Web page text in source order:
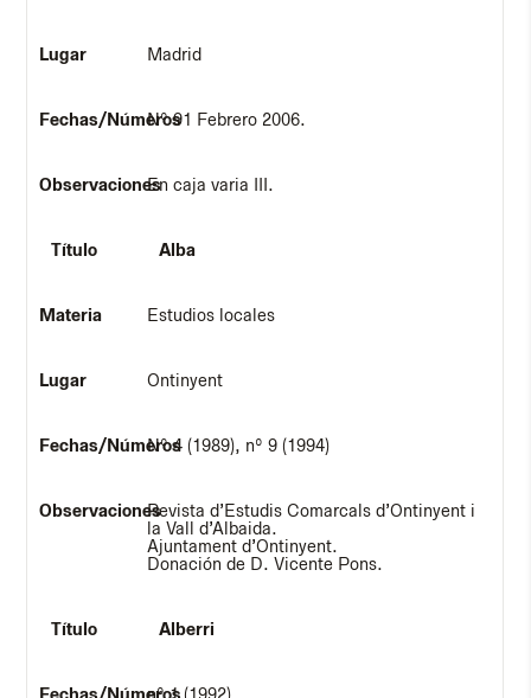
Madrid
Nº 91 Febrero 2006.
En caja varia III.
Alba
Estudios locales
Ontinyent
Nº 4 (1989), nº 9 (1994)
Revista d’Estudis Comarcals d’Ontinyent i
la Vall d’Albaida.
Ajuntament d’Ontinyent.
Donación de D. Vicente Pons.
Alberri